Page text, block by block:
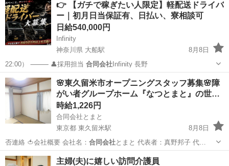
👉 【ガチで稼ぎたい人限定】軽配送ドライバ
ー｜初月日当保証有、日払い、寮相談可
日給540,000円
Infinity
神奈川県 大船駅
8月8日
22:00） ⸻ 👤採用担当 合同会社Infinity 長野
神奈川 鎌倉市 大船駅 ドライバー 80万
🌸東久留米市オープニングスタッフ募集🌸障
がい者グループホーム『なつとまと』の世…
時給1,226円
合同会社とまと
東京都 東久留米駅
8月8日
否連絡 🍅会社概要 会社名： 合同会社 とまと 代表者：真野邦子 代…
東京 東久留米市 東久留米駅 その他 スタッフ
主婦(夫)に嬉しい訪問介護員